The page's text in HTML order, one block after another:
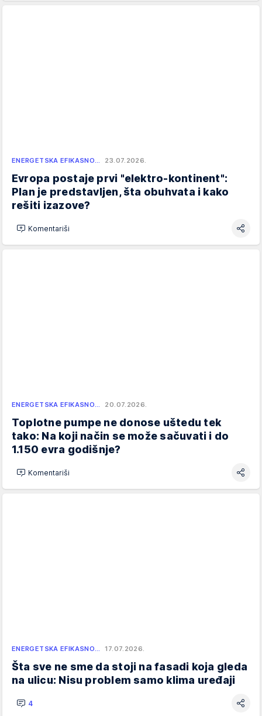
ENERGETSKA EFIKASNO… 23.07.2026.
Evropa postaje prvi "elektro-kontinent":
Plan je predstavljen, šta obuhvata i kako
rešiti izazove?
Komentariši
ENERGETSKA EFIKASNO… 20.07.2026.
Toplotne pumpe ne donose uštedu tek
tako: Na koji način se može sačuvati i do
1.150 evra godišnje?
Komentariši
ENERGETSKA EFIKASNO… 17.07.2026.
Šta sve ne sme da stoji na fasadi koja gleda
na ulicu: Nisu problem samo klima uređaji
4